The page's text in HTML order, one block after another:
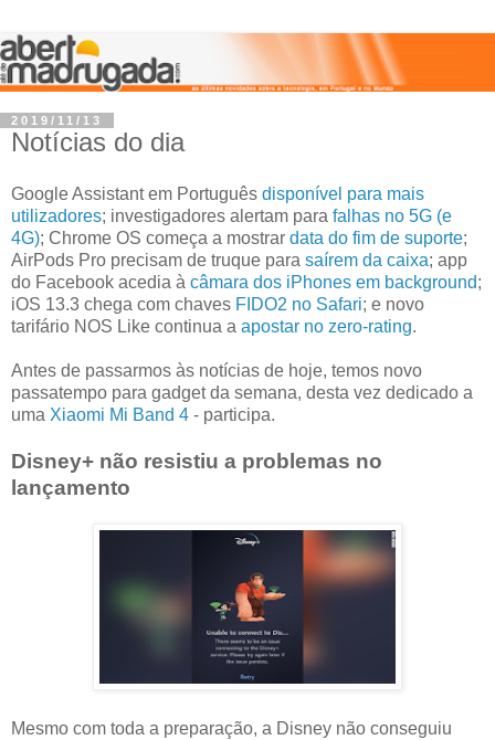
2019/11/13
Notícias do dia
Google Assistant em Português disponível para mais
utilizadores; investigadores alertam para falhas no 5G (e
4G); Chrome OS começa a mostrar data do fim de suporte;
AirPods Pro precisam de truque para saírem da caixa; app
do Facebook acedia à câmara dos iPhones em background;
iOS 13.3 chega com chaves FIDO2 no Safari; e novo
tarifário NOS Like continua a apostar no zero-rating.
Antes de passarmos às notícias de hoje, temos novo
passatempo para gadget da semana, desta vez dedicado a
uma Xiaomi Mi Band 4 - participa.
Disney+ não resistiu a problemas no
lançamento
Mesmo com toda a preparação, a Disney não conseguiu